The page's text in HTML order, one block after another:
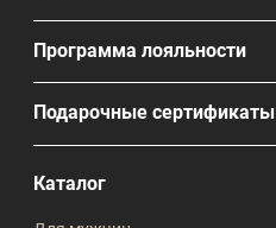
Программа лояльности
Подарочные сертификаты
Каталог